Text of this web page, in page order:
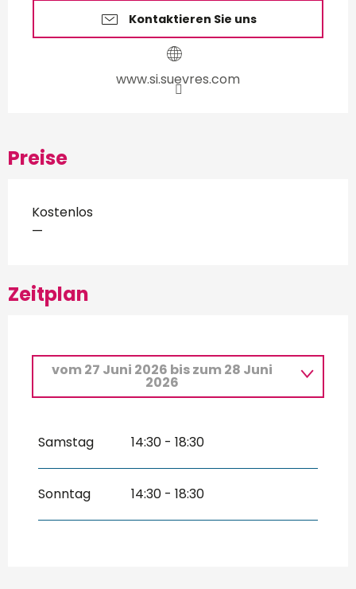
Kontaktieren Sie uns
www.si.suevres.com
Preise
Kostenlos
—
Zeitplan
vom20 Juni 2026 bis zum
vom 27 Juni 2026 bis zum 28 Juni
2026
Samstag 14:30 - 18:30
Sonntag 14:30 - 18:30